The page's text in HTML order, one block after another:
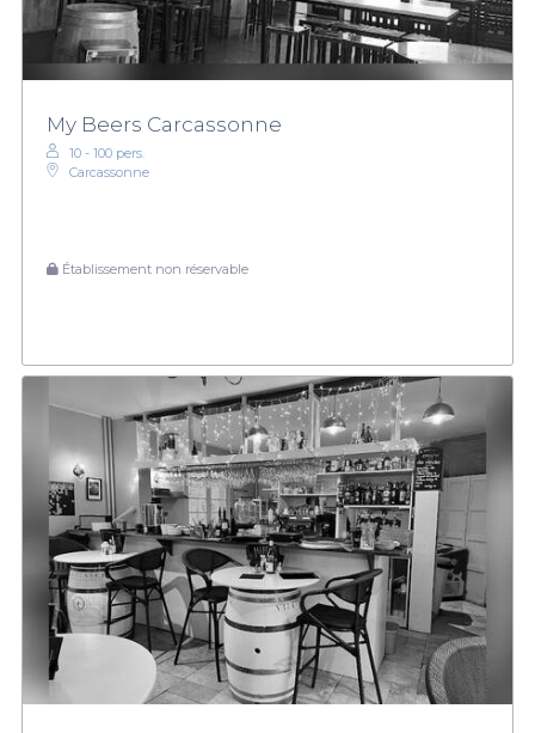
My Beers Carcassonne
10 - 100 pers.
Carcassonne
Établissement non réservable